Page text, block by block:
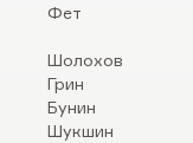
Фет
Шолохов
Грин
Бунин
Шукшин